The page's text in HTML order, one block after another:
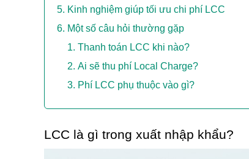
Kinh nghiệm giúp tối ưu chi phí LCC
Một số câu hỏi thường gặp
Thanh toán LCC khi nào?
Ai sẽ thu phí Local Charge?
Phí LCC phụ thuộc vào gì?
LCC là gì trong xuất nhập khẩu?